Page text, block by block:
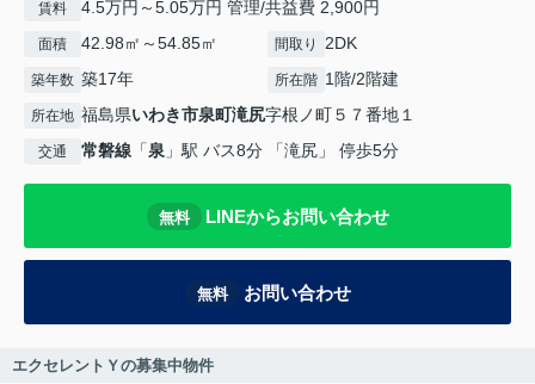
賃料 4.5万円～5.05万円 管理/共益費 2,900円
面積 42.98㎡～54.85㎡ 間取り 2DK
築年数 築17年 所在階 1階/2階建
所在地 福島県いわき市泉町滝尻字根ノ町５７番地１
交通 常磐線 「泉 」駅 バス8分 「滝尻」 停歩5分
無料 LINEからお問い合わせ
無料 お問い合わせ
エクセレントＹの募集中物件